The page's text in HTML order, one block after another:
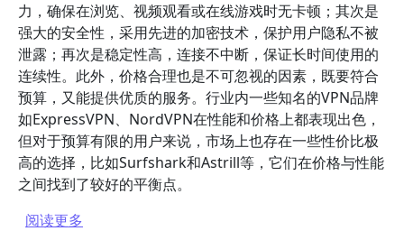
力，确保在浏览、视频观看或在线游戏时无卡顿；其次是
强大的安全性，采用先进的加密技术，保护用户隐私不被
泄露；再次是稳定性高，连接不中断，保证长时间使用的
连续性。此外，价格合理也是不可忽视的因素，既要符合
预算，又能提供优质的服务。行业内一些知名的VPN品牌
如ExpressVPN、NordVPN在性能和价格上都表现出色，
但对于预算有限的用户来说，市场上也存在一些性价比极
高的选择，比如Surfshark和Astrill等，它们在价格与性能
之间找到了较好的平衡点。
阅读更多